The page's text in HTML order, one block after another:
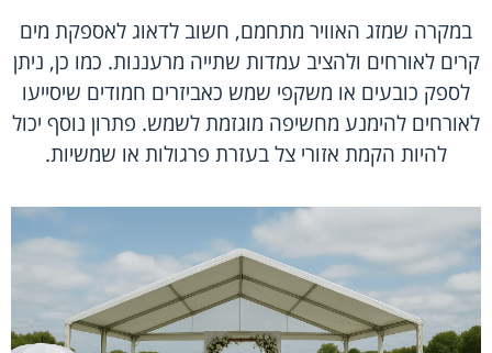
במקרה שמזג האוויר מתחמם, חשוב לדאוג לאספקת מים
קרים לאורחים ולהציב עמדות שתייה מרעננות. כמו כן, ניתן
לספק כובעים או משקפי שמש כאביזרים חמודים שיסייעו
לאורחים להימנע מחשיפה מוגזמת לשמש. פתרון נוסף יכול
להיות הקמת אזורי צל בעזרת פרגולות או שמשיות.